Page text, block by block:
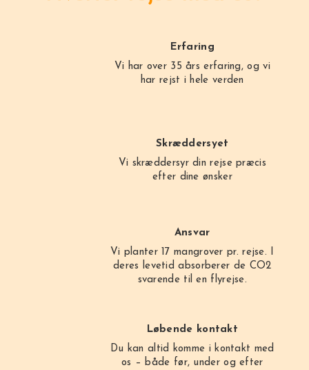
Erfaring
Vi har over 35 års erfaring, og vi
har rejst i hele verden
Skræddersyet
Vi skræddersyr din rejse præcis
efter dine ønsker
Ansvar
Vi planter 17 mangrover pr. rejse. I
deres levetid absorberer de CO2
svarende til en flyrejse.
Løbende kontakt
Du kan altid komme i kontakt med
os – både før, under og efter